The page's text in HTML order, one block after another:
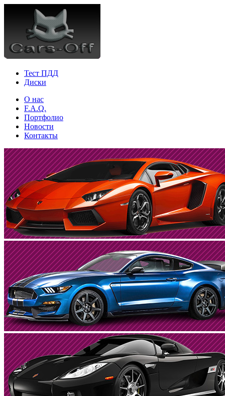
Тест ПДД
Диски
О нас
F.A.Q.
Портфолио
Новости
Контакты